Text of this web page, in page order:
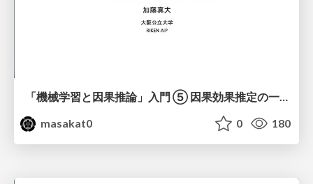
「機械学習と因果推論」入門 ⑤ 因果効果推定の一般化
masakat0
0 180